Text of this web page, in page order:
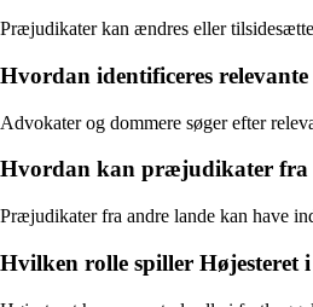
Præjudikater kan ændres eller
Hvordan identificeres
Advokater og dommere søger efter
Hvordan kan præjudikater fra
Præjudikater fra andre lande kan have
Hvilken rolle spiller